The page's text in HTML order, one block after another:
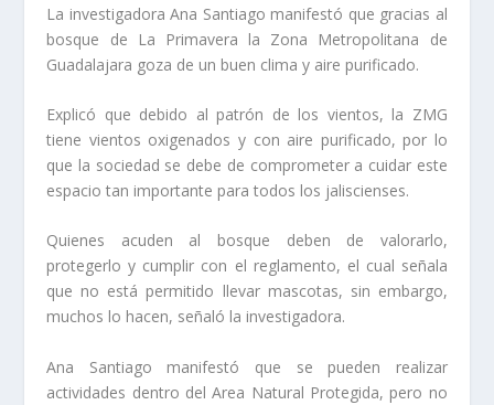
La investigadora Ana Santiago manifestó que gracias al
bosque de La Primavera la Zona Metropolitana de
Guadalajara goza de un buen clima y aire purificado.
Explicó que debido al patrón de los vientos, la ZMG
tiene vientos oxigenados y con aire purificado, por lo
que la sociedad se debe de comprometer a cuidar este
espacio tan importante para todos los jaliscienses.
Quienes acuden al bosque deben de valorarlo,
protegerlo y cumplir con el reglamento, el cual señala
que no está permitido llevar mascotas, sin embargo,
muchos lo hacen, señaló la investigadora.
Ana Santiago manifestó que se pueden realizar
actividades dentro del Area Natural Protegida, pero no